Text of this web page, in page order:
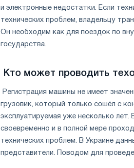
и электронные недостатки. Если
технических проблем, владельцу
Он необходим как для поездок по
государства.
Кто может проводить
Регистрация машины не имеет
грузовик, который только сошёл с
эксплуатируемая уже несколько
своевременно и в полной мере
технических проблем. В Украине
представители. Поводом для